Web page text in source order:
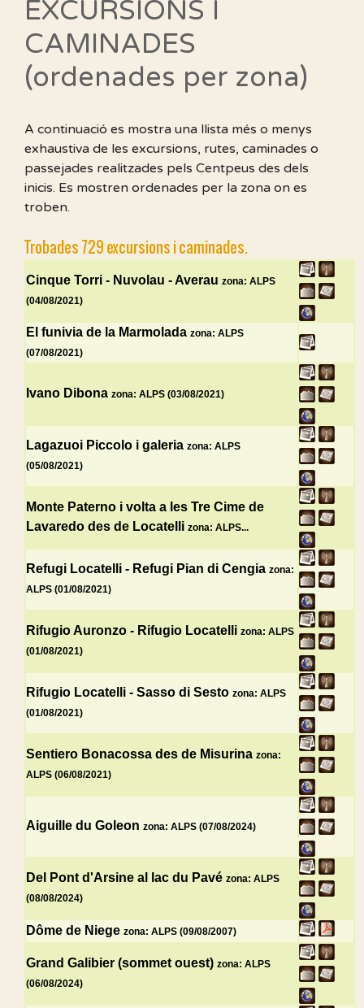
EXCURSIONS I
CAMINADES
(ordenades per zona)
A continuació es mostra una llista més o menys
exhaustiva de les excursions, rutes, caminades o
passejades realitzades pels Centpeus des dels
inicis. Es mostren ordenades per la zona on es
troben.
Trobades 729 excursions i caminades.
Cinque Torri - Nuvolau - Averau zona: ALPS
(04/08/2021)
El funivia de la Marmolada zona: ALPS
(07/08/2021)
Ivano Dibona zona: ALPS (03/08/2021)
Lagazuoi Piccolo i galeria zona: ALPS
(05/08/2021)
Monte Paterno i volta a les Tre Cime de
Lavaredo des de Locatelli zona: ALPS...
Refugi Locatelli - Refugi Pian di Cengia zona:
ALPS (01/08/2021)
Rifugio Auronzo - Rifugio Locatelli zona: ALPS
(01/08/2021)
Rifugio Locatelli - Sasso di Sesto zona: ALPS
(01/08/2021)
Sentiero Bonacossa des de Misurina zona:
ALPS (06/08/2021)
Aiguille du Goleon zona: ALPS (07/08/2024)
Del Pont d'Arsine al lac du Pavé zona: ALPS
(08/08/2024)
Dôme de Niege zona: ALPS (09/08/2007)
Grand Galibier (sommet ouest) zona: ALPS
(06/08/2024)